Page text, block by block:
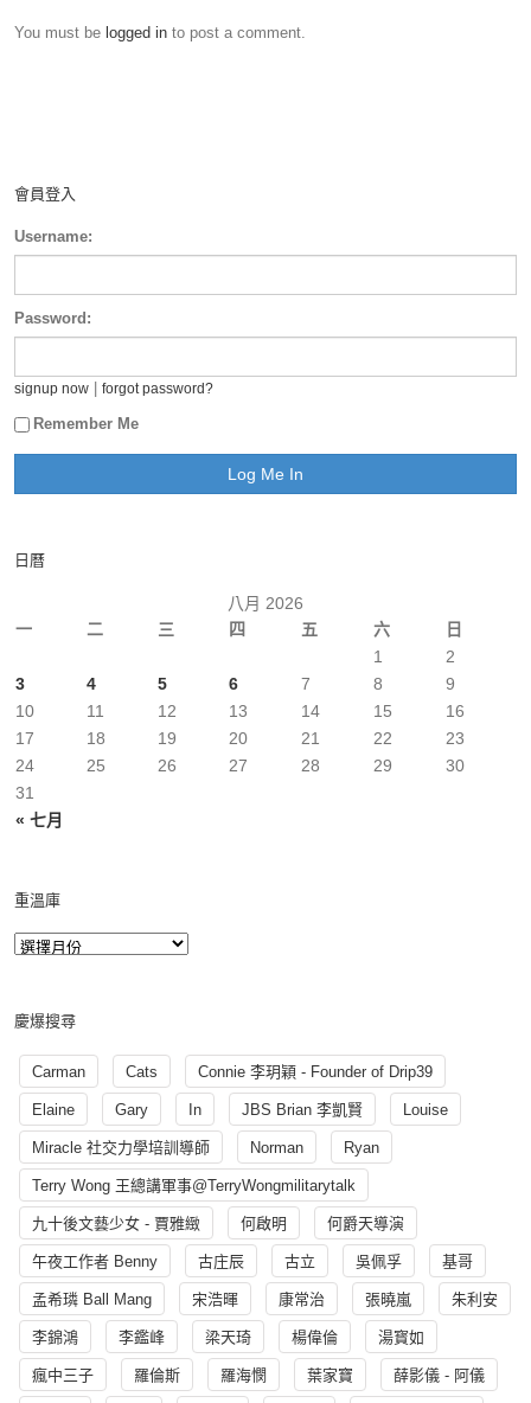
You must be logged in to post a comment.
會員登入
Username:
Password:
signup now forgot password?
Remember Me
日曆
八月 2026
一
二 三 四 五 六 日
« 七月
1
2
3
4 5 6 7 8
9
10
11 12 13 14 15
16
17
18 19 20 21 22
23
24
25 26 27 28 29
30
31
重溫庫
慶爆搜尋
Carman Cats Connie 李玥穎 - Founder of Drip39
Elaine Gary In JBS Brian 李凱賢 Louise
Miracle 社交力學培訓導師 Norman Ryan
Terry Wong 王總講軍事@TerryWongmilitarytalk
九十後文藝少女 - 賈雅緻 何啟明 何爵天導演
午夜工作者 Benny 古庄辰 古立 吳佩孚 基哥
孟希璘 Ball Mang 宋浩暉 康常治 張曉嵐 朱利安
李錦鴻 李鑑峰 梁天琦 楊偉倫 湯寳如
瘋中三子 羅倫斯 羅海憫 葉家寶 薛影儀 - 阿儀